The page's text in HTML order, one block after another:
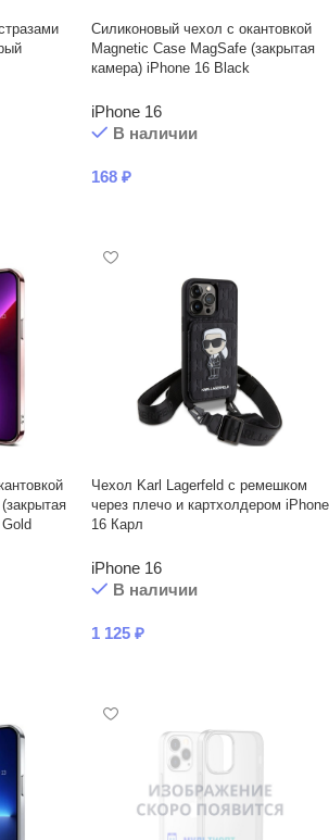
Силиконовый чехол с окантовкой
Magnetic Case MagSafe (закрытая
камера) iPhone 16 Black
iPhone 16
В наличии
168 ₽
Чехол Karl Lagerfeld с ремешком
через плечо и картхолдером iPhone
16 Карл
iPhone 16
В наличии
1 125 ₽